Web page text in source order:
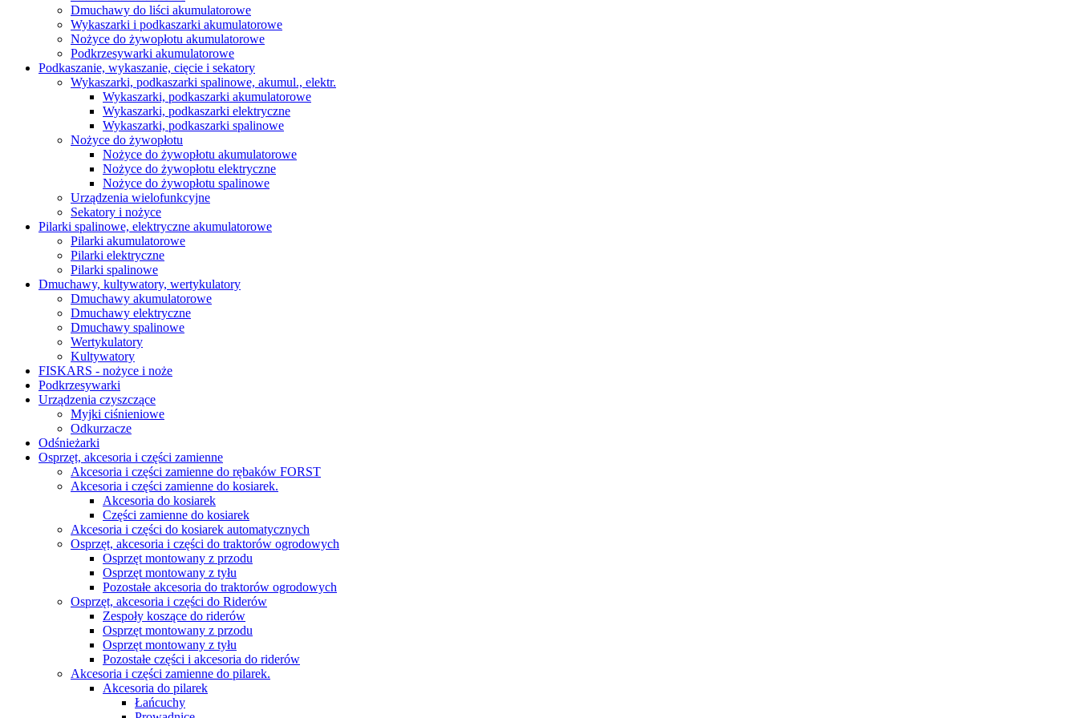
Dmuchawy do liści akumulatorowe
Wykaszarki i podkaszarki akumulatorowe
Nożyce do żywopłotu akumulatorowe
Podkrzesywarki akumulatorowe
Podkaszanie, wykaszanie, cięcie i sekatory
Wykaszarki, podkaszarki spalinowe, akumul., elektr.
Wykaszarki, podkaszarki akumulatorowe
Wykaszarki, podkaszarki elektryczne
Wykaszarki, podkaszarki spalinowe
Nożyce do żywopłotu
Nożyce do żywopłotu akumulatorowe
Nożyce do żywopłotu elektryczne
Nożyce do żywopłotu spalinowe
Urządzenia wielofunkcyjne
Sekatory i nożyce
Pilarki spalinowe, elektryczne akumulatorowe
Pilarki akumulatorowe
Pilarki elektryczne
Pilarki spalinowe
Dmuchawy, kultywatory, wertykulatory
Dmuchawy akumulatorowe
Dmuchawy elektryczne
Dmuchawy spalinowe
Wertykulatory
Kultywatory
FISKARS - nożyce i noże
Podkrzesywarki
Urządzenia czyszczące
Myjki ciśnieniowe
Odkurzacze
Odśnieżarki
Osprzęt, akcesoria i części zamienne
Akcesoria i części zamienne do rębaków FORST
Akcesoria i części zamienne do kosiarek.
Akcesoria do kosiarek
Części zamienne do kosiarek
Akcesoria i części do kosiarek automatycznych
Osprzęt, akcesoria i części do traktorów ogrodowych
Osprzęt montowany z przodu
Osprzęt montowany z tyłu
Pozostałe akcesoria do traktorów ogrodowych
Osprzęt, akcesoria i części do Riderów
Zespoły koszące do riderów
Osprzęt montowany z przodu
Osprzęt montowany z tyłu
Pozostałe części i akcesoria do riderów
Akcesoria i części zamienne do pilarek.
Akcesoria do pilarek
Łańcuchy